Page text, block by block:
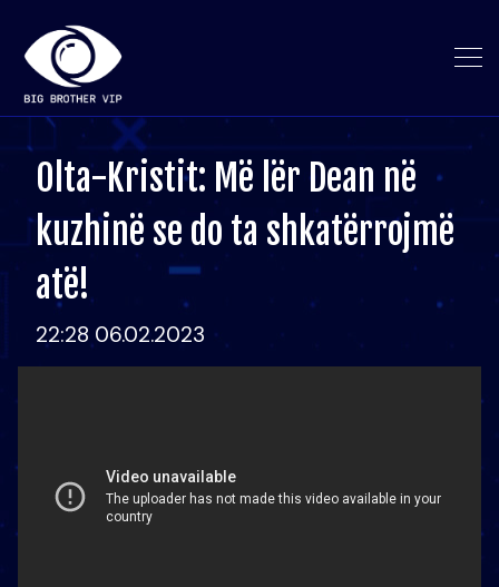
Olta-Kristit: Më lër Dean në
kuzhinë se do ta shkatërrojmë
atë!
22:28 06.02.2023